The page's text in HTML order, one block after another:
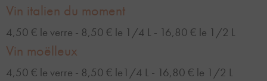
Vin italien du moment
4,50 € le verre - 8,50 € le 1/4 L - 16,80 € le 1/2 L
Vin moëlleux
4,50 € le verre - 8,50 € le1/4 L - 16,80 € le 1/2 L